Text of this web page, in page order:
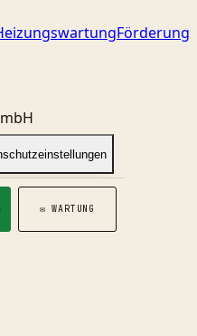
Förderung
✉WARTUNG